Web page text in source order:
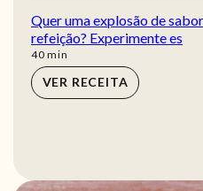
Quer uma explosão de
refeição? Experimente es
40min
min
VER RECEITA